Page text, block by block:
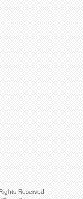
Reserved